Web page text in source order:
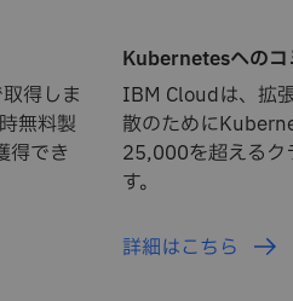
得しま
無料製
得でき
Kubernetesへのコ
IBM Cloudは、拡
散のために
25,000を超えるク
す。
詳細はこちら